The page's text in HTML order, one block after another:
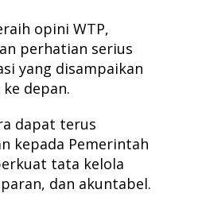
opini WTP,
perhatian serius
yang disampaikan
depan.
dapat terus
kepada Pemerintah
tata kelola
dan akuntabel.